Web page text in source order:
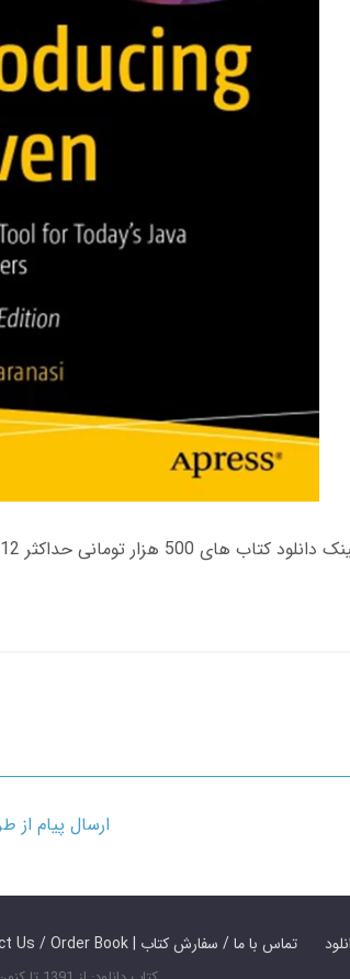
ارسال پیام از طریق
Contact Us / Order Book | تماس با ما / سفارش کتاب